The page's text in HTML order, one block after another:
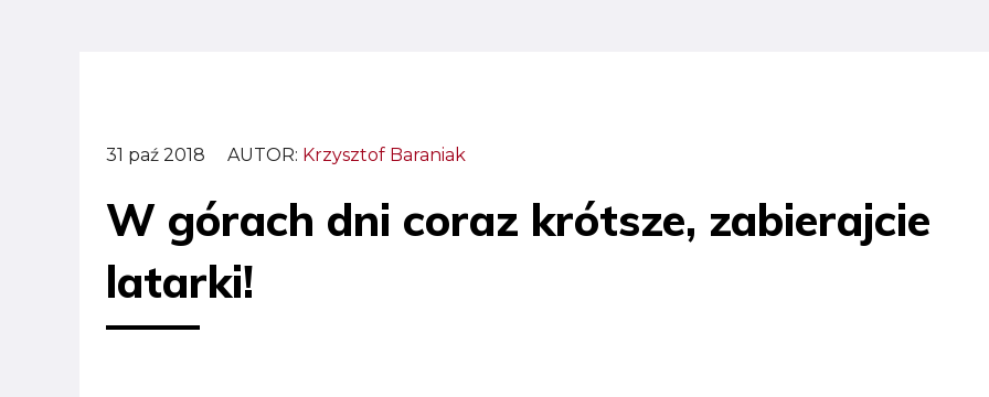
31 paź 2018 AUTOR: Krzysztof Baraniak
W górach dni coraz krótsze, zabierajcie
latarki!